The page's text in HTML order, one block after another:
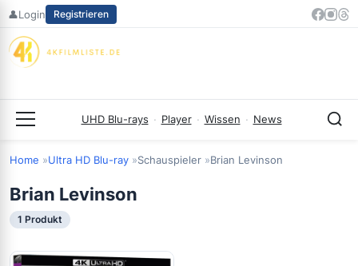
Zum
springen
👤Login Registrieren
UHD Blu-rays · Player · Wissen · News
Home Ultra HD Blu-ray Schauspieler Brian Levinson
Brian Levinson
1 Produkt